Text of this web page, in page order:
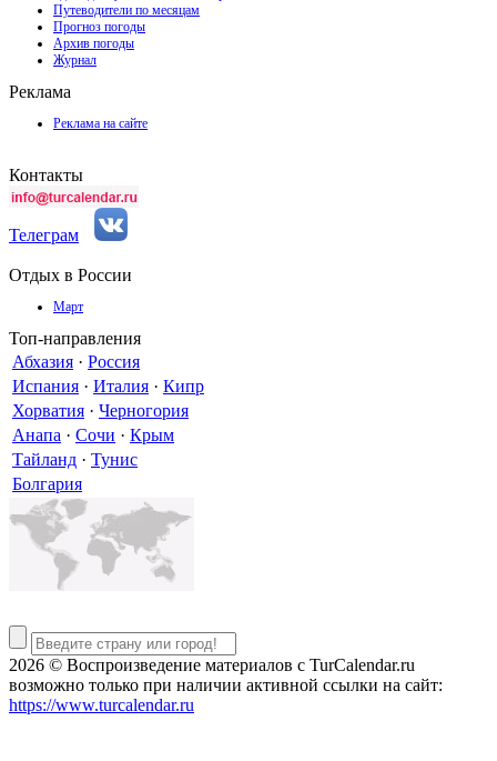
Путеводители по месяцам
Прогноз погоды
Архив погоды
Журнал
Реклама
Реклама на сайте
Контакты
Телеграм
Отдых в России
Март
Топ-направления
Абхазия · Россия
Испания · Италия · Кипр
Хорватия · Черногория
Анапа · Сочи · Крым
Тайланд · Тунис
Болгария
2026 © Воспроизведение материалов c TurCalendar.ru
возможно только при наличии активной ссылки на сайт:
https://www.turcalendar.ru